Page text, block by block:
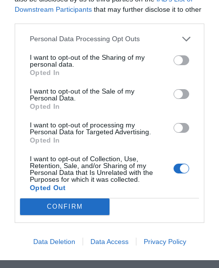
Downstream Participants that may further disclose it to other
Personal Data Processing Opt Outs
I want to opt-out of the Sharing of my
personal data.
Opted In
I want to opt-out of the Sale of my
Personal Data.
Opted In
I want to opt-out of processing my
Personal Data for Targeted Advertising.
Opted In
I want to opt-out of Collection, Use,
Retention, Sale, and/or Sharing of my
Personal Data that Is Unrelated with the
Purposes for which it was collected.
Opted Out
CONFIRM
Data Deletion Data Access Privacy Policy
verbal o escrita sobre aquel episodio de inundaciones
y barrancadas del 29 de octubre de 2024 que dejaron
230 víctimas mortales.